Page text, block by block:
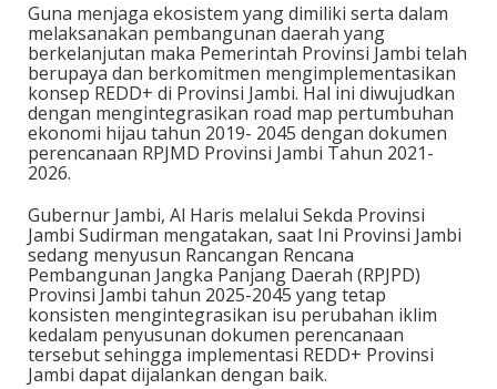
Guna menjaga ekosistem yang dimiliki serta dalam
melaksanakan pembangunan daerah yang
berkelanjutan maka Pemerintah Provinsi Jambi telah
berupaya dan berkomitmen mengimplementasikan
konsep REDD+ di Provinsi Jambi. Hal ini diwujudkan
dengan mengintegrasikan road map pertumbuhan
ekonomi hijau tahun 2019- 2045 dengan dokumen
perencanaan RPJMD Provinsi Jambi Tahun 2021-
2026.
Gubernur Jambi, Al Haris melalui Sekda Provinsi
Jambi Sudirman mengatakan, saat Ini Provinsi Jambi
sedang menyusun Rancangan Rencana
Pembangunan Jangka Panjang Daerah (RPJPD)
Provinsi Jambi tahun 2025-2045 yang tetap
konsisten mengintegrasikan isu perubahan iklim
kedalam penyusunan dokumen perencanaan
tersebut sehingga implementasi REDD+ Provinsi
Jambi dapat dijalankan dengan baik.